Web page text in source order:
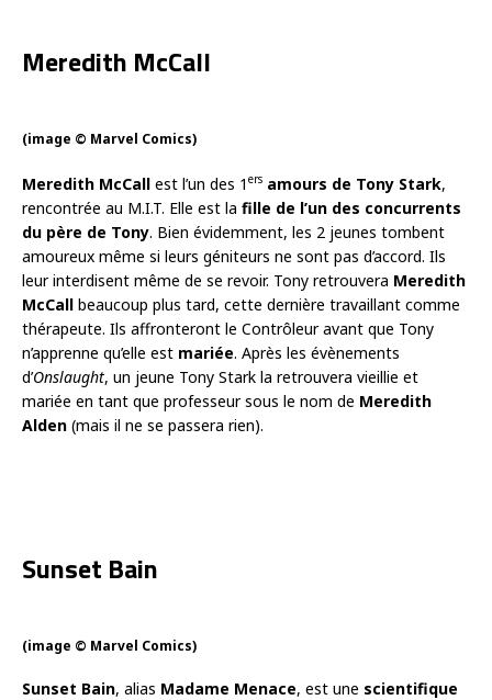
Meredith McCall
(image © Marvel Comics)
Meredith McCall est l’un des 1 ers amours de Tony Stark,
rencontrée au M.I.T. Elle est la fille de l’un des concurrents
du père de Tony. Bien évidemment, les 2 jeunes tombent
amoureux même si leurs géniteurs ne sont pas d’accord. Ils
leur interdisent même de se revoir. Tony retrouvera Meredith
McCall beaucoup plus tard, cette dernière travaillant comme
thérapeute. Ils affronteront le Contrôleur avant que Tony
n’apprenne qu’elle est mariée. Après les évènements
d’Onslaught, un jeune Tony Stark la retrouvera vieillie et
mariée en tant que professeur sous le nom de Meredith
Alden (mais il ne se passera rien).
Sunset Bain
(image © Marvel Comics)
Sunset Bain, alias Madame Menace, est une scientifique